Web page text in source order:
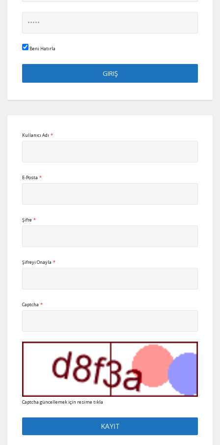
Beni Hatırla
Kullanıcı Adı *
E-Posta *
Şifre *
Şifreyi Onayla *
Captcha *
Captcha güncellemek için resime tıkla